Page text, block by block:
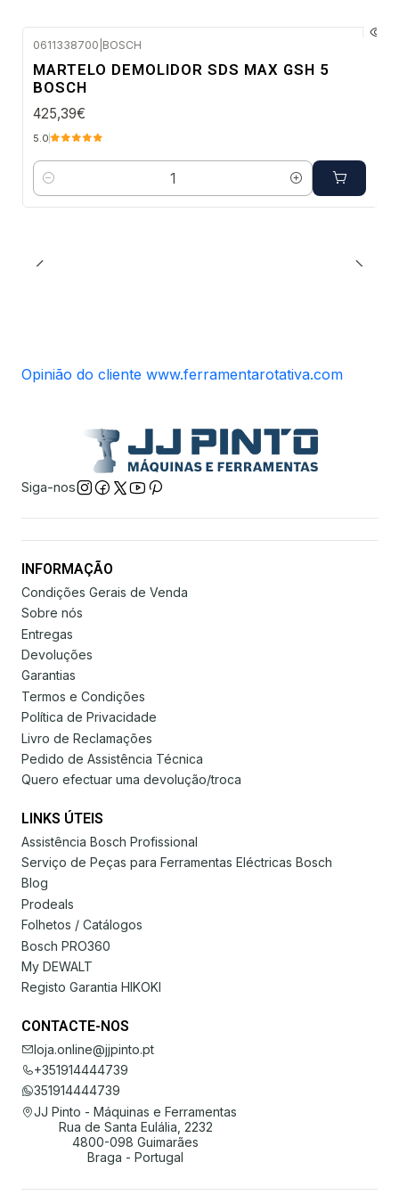
0611338700 BOSCH
MARTELO DEMOLIDOR SDS MAX GSH 5
BOSCH
425,39€
5.0
Quantidade
Opinião do cliente www.ferramentarotativa.com
Siga-nos
INFORMAÇÃO
Condições Gerais de Venda
Sobre nós
Entregas
Devoluções
Garantias
Termos e Condições
Política de Privacidade
Livro de Reclamações
Pedido de Assistência Técnica
Quero efectuar uma devolução/troca
LINKS ÚTEIS
Assistência Bosch Profissional
Serviço de Peças para Ferramentas Eléctricas Bosch
Blog
Prodeals
Folhetos / Catálogos
Bosch PRO360
My DEWALT
Registo Garantia HIKOKI
CONTACTE-NOS
loja.online@jjpinto.pt
+351914444739
351914444739
JJ Pinto - Máquinas e Ferramentas
Rua de Santa Eulália, 2232
4800-098 Guimarães
Braga - Portugal